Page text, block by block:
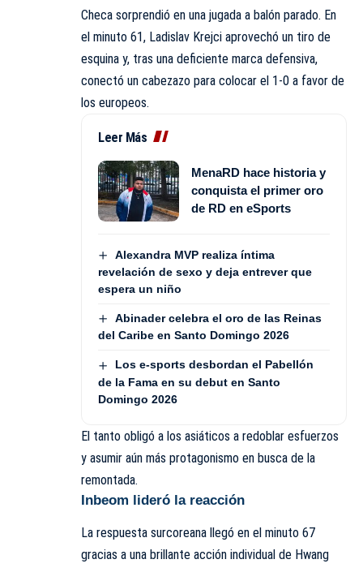
Checa sorprendió en una jugada a balón parado. En
el minuto 61, Ladislav Krejci aprovechó un tiro de
esquina y, tras una deficiente marca defensiva,
conectó un cabezazo para colocar el 1-0 a favor de
los europeos.
Leer Más
MenaRD hace historia y
conquista el primer oro
de RD en eSports
Alexandra MVP realiza íntima
revelación de sexo y deja entrever que
espera un niño
Abinader celebra el oro de las Reinas
del Caribe en Santo Domingo 2026
Los e-sports desbordan el Pabellón
de la Fama en su debut en Santo
Domingo 2026
El tanto obligó a los asiáticos a redoblar esfuerzos
y asumir aún más protagonismo en busca de la
remontada.
Inbeom lideró la reacción
La respuesta surcoreana llegó en el minuto 67
gracias a una brillante acción individual de Hwang